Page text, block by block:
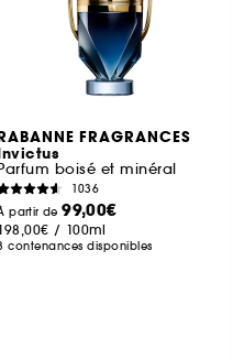
FRAGRANCES
boisé et minéral
1036
partir de99,00€
/ 100ml
contenances disponibles